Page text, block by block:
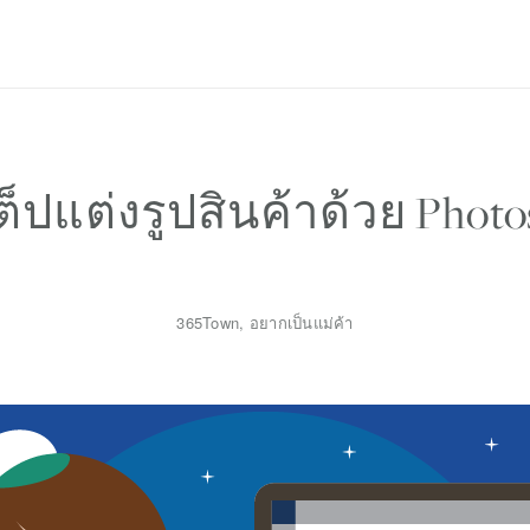
ปแต่งรูปสินค้าด้วย
365Town, อยากเป็นแม่ค้า